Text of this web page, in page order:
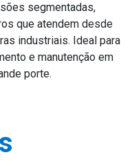
segmentadas,
que atendem desde
industriais. Ideal para
e manutenção em
porte.